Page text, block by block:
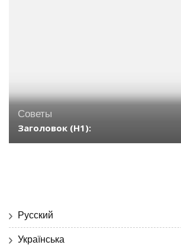
Советы
Заголовок (H1):
Русский
Українська